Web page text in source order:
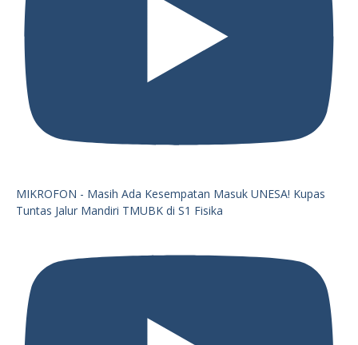
MIKROFON - Masih Ada Kesempatan Masuk UNESA! Kupas
Tuntas Jalur Mandiri TMUBK di S1 Fisika